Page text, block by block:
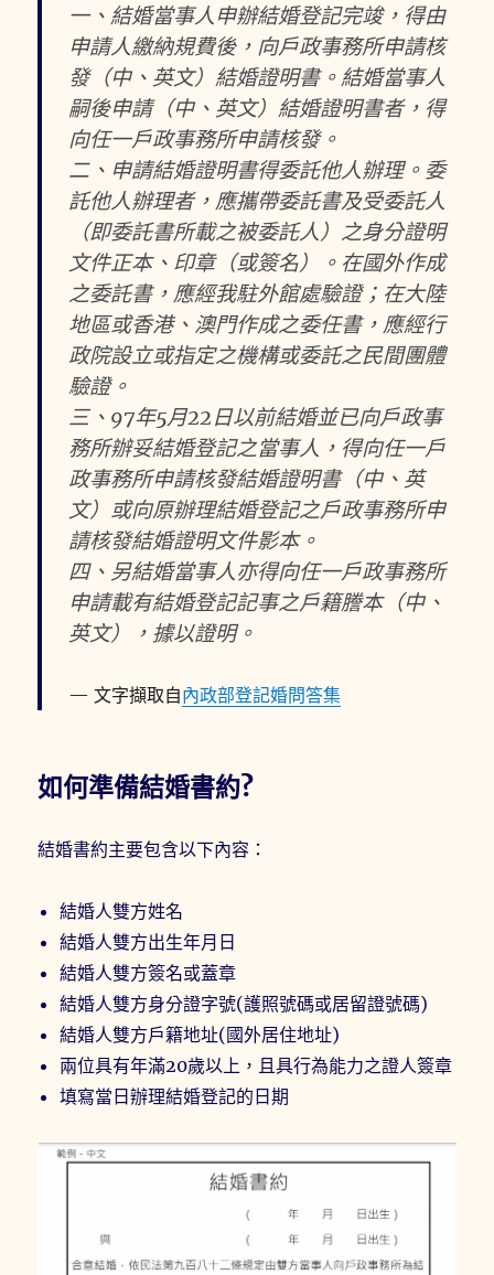
一、結婚當事人申辦結婚登記完竣，得由
申請人繳納規費後，向戶政事務所申請核
發（中、英文）結婚證明書。結婚當事人
嗣後申請（中、英文）結婚證明書者，得
向任一戶政事務所申請核發。
二、申請結婚證明書得委託他人辦理。委
託他人辦理者，應攜帶委託書及受委託人
（即委託書所載之被委託人）之身分證明
文件正本、印章（或簽名）。在國外作成
之委託書，應經我駐外館處驗證；在大陸
地區或香港、澳門作成之委任書，應經行
政院設立或指定之機構或委託之民間團體
驗證。
三、97年5月22日以前結婚並已向戶政事
務所辦妥結婚登記之當事人，得向任一戶
政事務所申請核發結婚證明書（中、英
文）或向原辦理結婚登記之戶政事務所申
請核發結婚證明文件影本。
四、另結婚當事人亦得向任一戶政事務所
申請載有結婚登記記事之戶籍謄本（中、
英文），據以證明。
文字擷取自內政部登記婚問答集
如何準備結婚書約?
結婚書約主要包含以下內容：
結婚人雙方姓名
結婚人雙方出生年月日
結婚人雙方簽名或蓋章
結婚人雙方身分證字號(護照號碼或居留證號碼)
結婚人雙方戶籍地址(國外居住地址)
兩位具有年滿20歲以上，且具行為能力之證人簽章
填寫當日辦理結婚登記的日期